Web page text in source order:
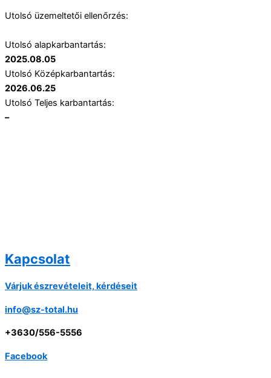
Utolsó üzemeltetői ellenőrzés:
Utolsó alapkarbantartás:
2025.08.05
Utolsó Középkarbantartás:
2026.06.25
Utolsó Teljes karbantartás:
–
Kapcsolat
Várjuk észrevételeit, kérdéseit
info@sz-total.hu
+3630/556-5556
Facebook